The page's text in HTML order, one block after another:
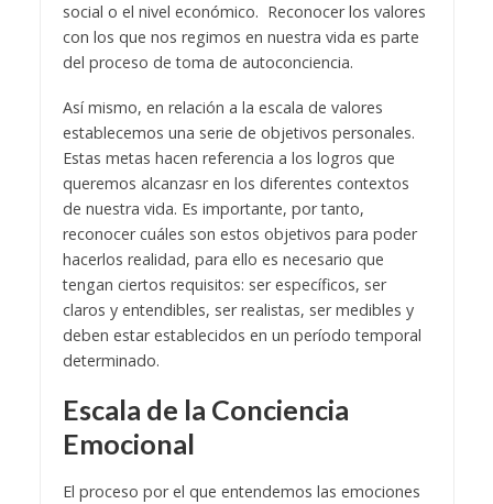
social o el nivel económico. Reconocer los valores
con los que nos regimos en nuestra vida es parte
del proceso de toma de autoconciencia.
Así mismo, en relación a la escala de valores
establecemos una serie de objetivos personales.
Estas metas hacen referencia a los logros que
queremos alcanzasr en los diferentes contextos
de nuestra vida. Es importante, por tanto,
reconocer cuáles son estos objetivos para poder
hacerlos realidad, para ello es necesario que
tengan ciertos requisitos: ser específicos, ser
claros y entendibles, ser realistas, ser medibles y
deben estar establecidos en un período temporal
determinado.
Escala de la Conciencia
Emocional
El proceso por el que entendemos las emociones